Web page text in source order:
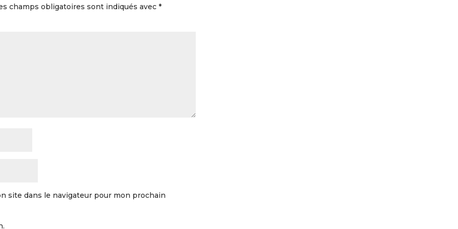
champs obligatoires sont indiqués avec*
site dans le navigateur pour mon prochain